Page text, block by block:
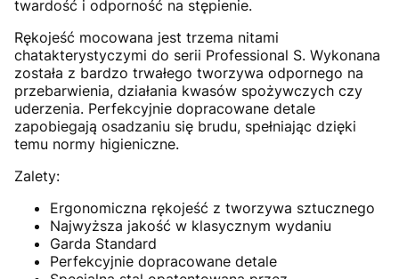
twardość i odporność na stępienie.
Rękojeść mocowana jest trzema nitami
chatakterystyczymi do serii Professional S. Wykonana
została z bardzo trwałego tworzywa odpornego na
przebarwienia, działania kwasów spożywczych czy
uderzenia. Perfekcyjnie dopracowane detale
zapobiegają osadzaniu się brudu, spełniając dzięki
temu normy higieniczne.
Zalety:
Ergonomiczna rękojeść z tworzywa sztucznego
Najwyższa jakość w klasycznym wydaniu
Garda Standard
Perfekcyjnie dopracowane detale